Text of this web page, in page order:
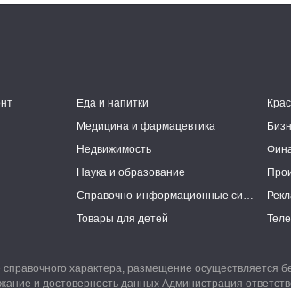
Еда и напитки
Медицина и фармацевтика
Недвижимость
Наука и образование
Справочно-информационные системы
Товары для детей
характера, размещение осуществляется
и достоверность данных Администрация